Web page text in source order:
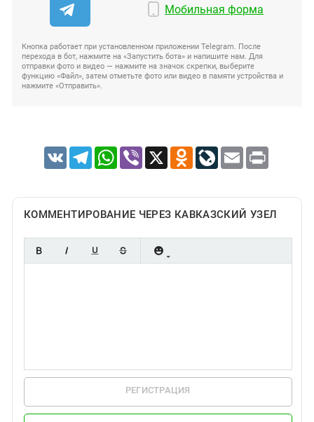
Мобильная форма
Кнопка работает при установленном приложении Telegram. После
перехода в бот, нажмите на «Запустить бота» и напишите нам. Для
отправки фото и видео — нажмите на значок скрепки, выберите
функцию «Файл», затем отметьте фото или видео в памяти устройства и
нажмите «Отправить».
VK TelegramWhatsApp
Viber X Odnoklassniki
LiveJournal
Email Print
КОММЕНТИРОВАНИЕ ЧЕРЕЗ КАВКАЗСКИЙ УЗЕЛ
РЕГИСТРАЦИЯ